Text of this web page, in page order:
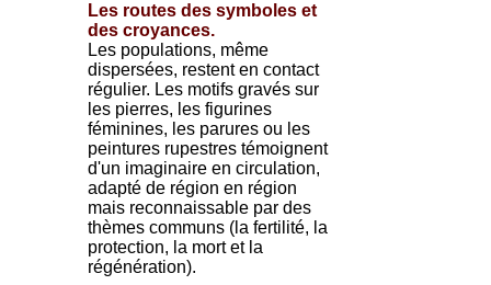
Les routes des symboles et
des croyances.
Les populations, même
dispersées, restent en contact
régulier. Les motifs gravés sur
les pierres, les figurines
féminines, les parures ou les
peintures rupestres témoignent
d'un imaginaire en circulation,
adapté de région en région
mais reconnaissable par des
thèmes communs (la fertilité, la
protection, la mort et la
régénération).